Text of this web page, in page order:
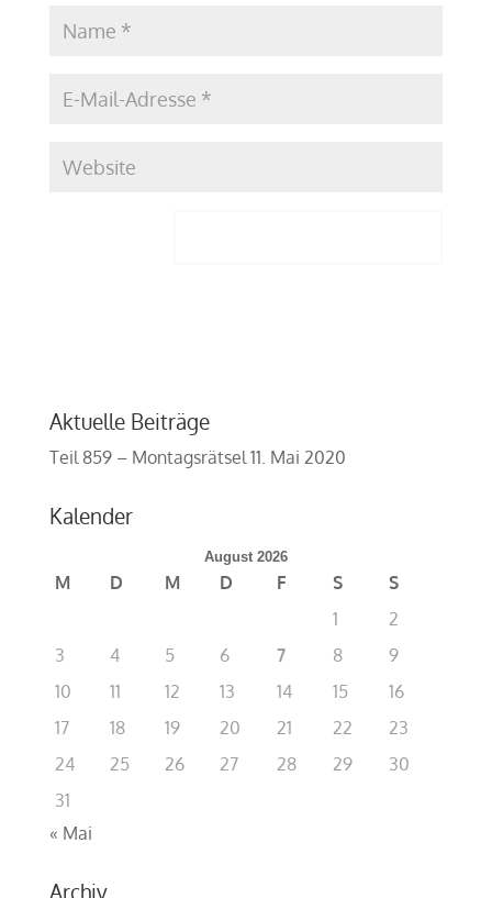
Aktuelle Beiträge
Teil 859 – Montagsrätsel 11. Mai 2020
Kalender
August 2026
M D M D F S
S
1
2
3
4 5 6 7 8
9
10
11 12 13 14 15
16
17
18 19 20 21 22
23
24
25 26 27 28 29
30
31
« Mai
Archiv